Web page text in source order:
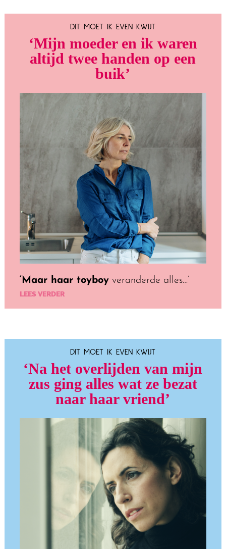
DIT MOET IK EVEN KWIJT
‘Mijn moeder en ik waren
altijd twee handen op een
buik’
‘Maar haar toyboyveranderde alles…’
LEES VERDER
DIT MOET IK EVEN KWIJT
‘Na het overlijden van mijn
zus ging alles wat ze bezat
naar haar vriend’